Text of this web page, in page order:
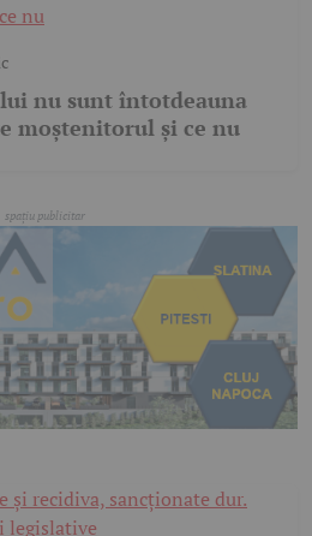
nu sunt întotdeauna
moștenitorul și ce nu